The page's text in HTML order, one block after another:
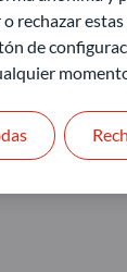
Images
rechazar
de